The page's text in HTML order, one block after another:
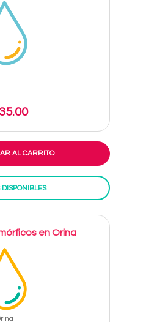
AL CARRITO
DISPONIBLES
en Orina